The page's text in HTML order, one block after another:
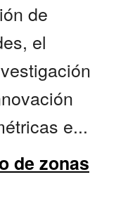
de
el
e...
de zonas